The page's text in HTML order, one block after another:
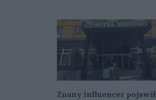
Znany influencer pojawił